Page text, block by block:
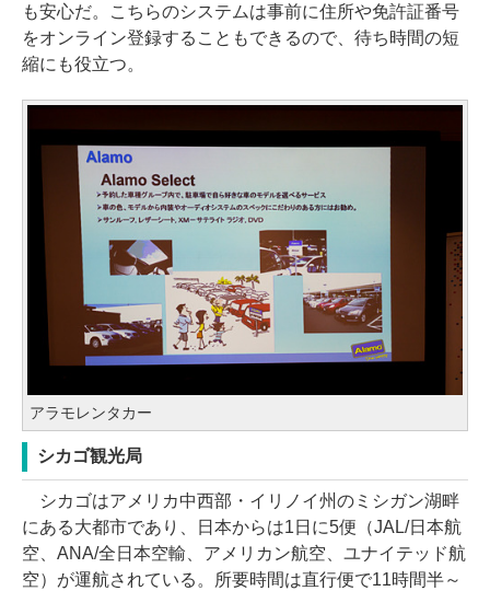
も安心だ。こちらのシステムは事前に住所や免許証番号
をオンライン登録することもできるので、待ち時間の短
縮にも役立つ。
アラモレンタカー
シカゴ観光局
シカゴはアメリカ中西部・イリノイ州のミシガン湖畔
にある大都市であり、日本からは1日に5便（JAL/日本航
空、ANA/全日本空輸、アメリカン航空、ユナイテッド航
空）が運航されている。所要時間は直行便で11時間半～